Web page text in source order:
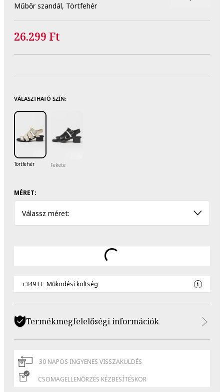
Műbőr szandál, Törtfehér
26.299 Ft
VÁLASZTHATÓ SZÍN:
Törtfehér Fekete
MÉRET:
Válassz méret:
+349 Ft Működési költség
Termékmegfelelőségi információk
30 NAPOS INGYENES VISSZAKÜLDÉS
CSOMAGELLENŐRZÉS KÉZBESÍTÉSKOR